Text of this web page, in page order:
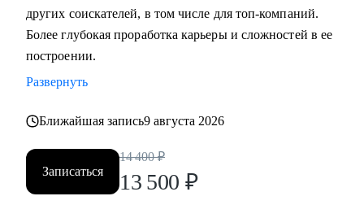
• Сформулировать карьерную цель и разработать план для
ее достижения (пошаговая дорожная карта)
• Составить план роста до позиции директор по
• Проведу аудит резюме и тестового задания, помогу
сопроводительное письмо, чтобы приглашали в компании
• Проведу репетицию собеседования, помогу
других соискателей, в том числе для топ-компаний.
Более глубокая проработка карьеры и сложностей в ее
построении.
Развернуть
Ближайшая запись9 августа 2026
Записаться
14 400 ₽
13 500 ₽